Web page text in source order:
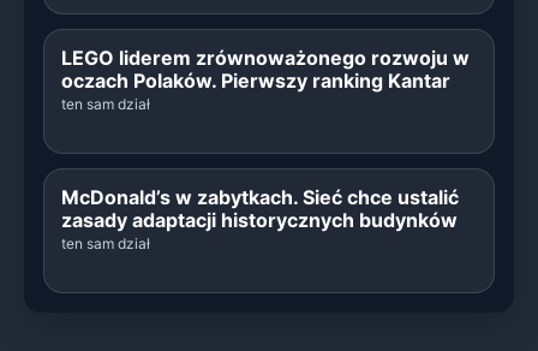
LEGO liderem zrównoważonego rozwoju w
oczach Polaków. Pierwszy ranking Kantar
ten sam dział
McDonald’s w zabytkach. Sieć chce ustalić
zasady adaptacji historycznych budynków
ten sam dział